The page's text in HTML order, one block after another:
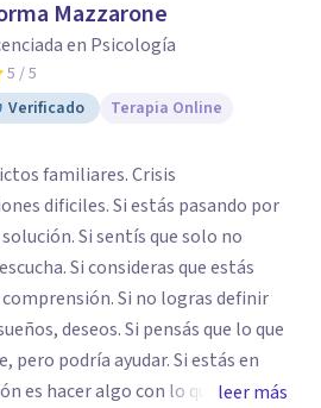
Mazzarone
en Psicología
5 / 5
Verificado
Terapia Online
familiares. Crisis
dificiles. Si estás pasando por
Si sentís que solo no
Si consideras que estás
Si no logras definir
deseos. Si pensás que lo que
pero podría ayudar. Si estás en
es hacer algo con lo que te está
leer más